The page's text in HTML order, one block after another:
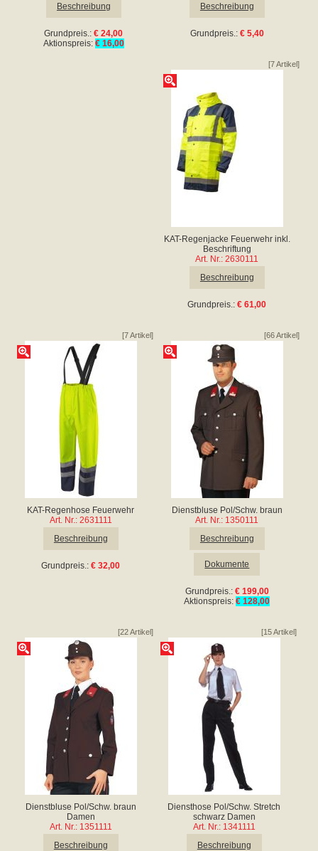
Beschreibung
Grundpreis.:€ 24,00
Aktionspreis: € 16,00
Beschreibung
Grundpreis.: € 5,40
[7 Artikel]
KAT-Regenjacke Feuerwehr inkl.
Beschriftung
Art. Nr.: 2630111
Beschreibung
Grundpreis.:€ 61,00
[7 Artikel]
KAT-Regenhose Feuerwehr
Art. Nr.: 2631111
Beschreibung
Grundpreis.:€ 32,00
[66 Artikel]
Dienstbluse Pol/Schw. braun
Art. Nr.: 1350111
Beschreibung
Dokumente
Grundpreis.: € 199,00
Aktionspreis:€ 128,00
[22 Artikel]
Dienstbluse Pol/Schw. braun
Damen
Art. Nr.: 1351111
Beschreibung
[15 Artikel]
Diensthose Pol/Schw. Stretch
schwarz Damen
Art. Nr.: 1341111
Beschreibung